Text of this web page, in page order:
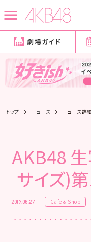
劇場ガイド
トップ ニュース ニュース詳
AKB48
サイズ)
2017.06.27 Cafe & Shop